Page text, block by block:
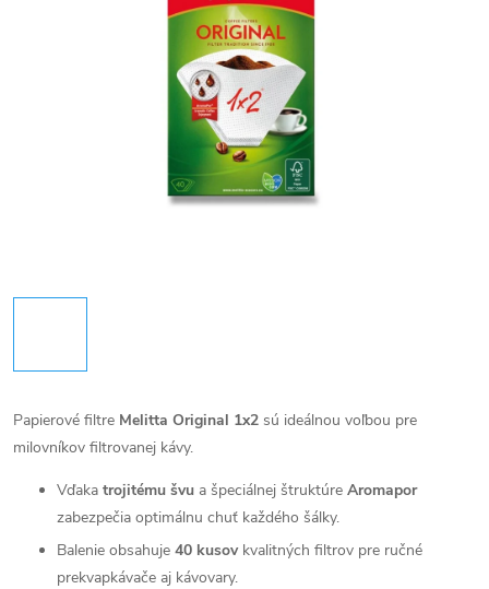
Papierové filtre Melitta Original 1x2 sú ideálnou voľbou pre
milovníkov filtrovanej kávy.
Vďaka trojitému švu a špeciálnej štruktúre Aromapor
zabezpečia optimálnu chuť každého šálky.
Balenie obsahuje 40 kusovkvalitných filtrov pre ručné
prekvapkávače aj kávovary.